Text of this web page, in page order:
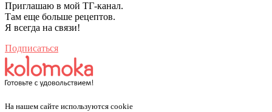
Приглашаю в мой ТГ-канал.
Там еще больше рецептов.
Я всегда на связи!
Подписаться
На нашем сайте используются cookie